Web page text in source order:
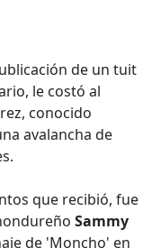
de un tuit
le costó al
conocido
avalancha de
que recibió, fue
Sammy
de 'Moncho' en